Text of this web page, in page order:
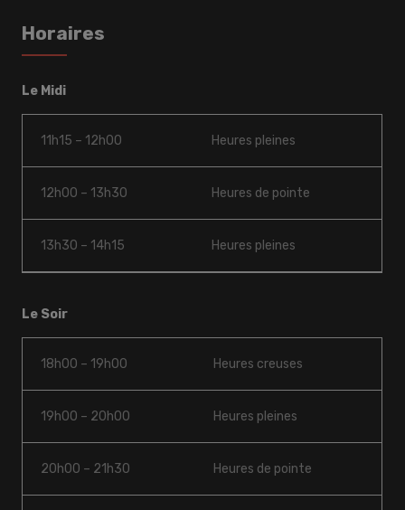
Horaires
Le Midi
11h15 – 12h00 Heures pleines
12h00 – 13h30 Heures de pointe
13h30 – 14h15 Heures pleines
Le Soir
18h00 – 19h00 Heures creuses
19h00 – 20h00 Heures pleines
20h00 – 21h30 Heures de pointe